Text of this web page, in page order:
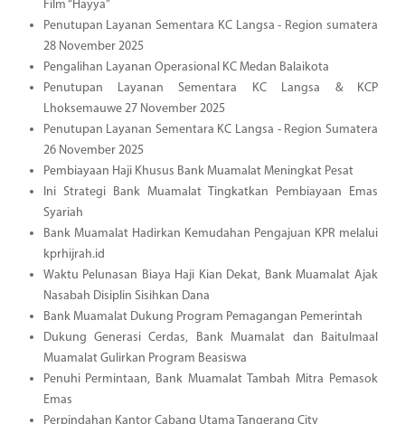
Film “Hayya”
Penutupan Layanan Sementara KC Langsa - Region sumatera
28 November 2025
Pengalihan Layanan Operasional KC Medan Balaikota
Penutupan Layanan Sementara KC Langsa & KCP
Lhoksemauwe 27 November 2025
Penutupan Layanan Sementara KC Langsa - Region Sumatera
26 November 2025
Pembiayaan Haji Khusus Bank Muamalat Meningkat Pesat
Ini Strategi Bank Muamalat Tingkatkan Pembiayaan Emas
Syariah
Bank Muamalat Hadirkan Kemudahan Pengajuan KPR melalui
kprhijrah.id
Waktu Pelunasan Biaya Haji Kian Dekat, Bank Muamalat Ajak
Nasabah Disiplin Sisihkan Dana
Bank Muamalat Dukung Program Pemagangan Pemerintah
Dukung Generasi Cerdas, Bank Muamalat dan Baitulmaal
Muamalat Gulirkan Program Beasiswa
Penuhi Permintaan, Bank Muamalat Tambah Mitra Pemasok
Emas
Perpindahan Kantor Cabang Utama Tangerang City